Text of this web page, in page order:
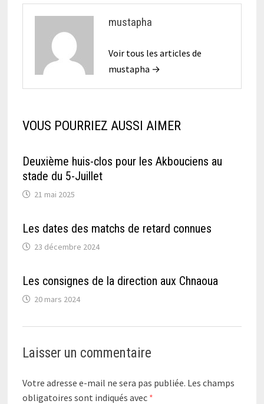
mustapha
Voir tous les articles de
mustapha →
VOUS POURRIEZ AUSSI AIMER
Deuxième huis-clos pour les Akbouciens au
stade du 5-Juillet
21 mai 2025
Les dates des matchs de retard connues
23 décembre 2024
Les consignes de la direction aux Chnaoua
20 mars 2024
Laisser un commentaire
Votre adresse e-mail ne sera pas publiée. Les champs
obligatoires sont indiqués avec *